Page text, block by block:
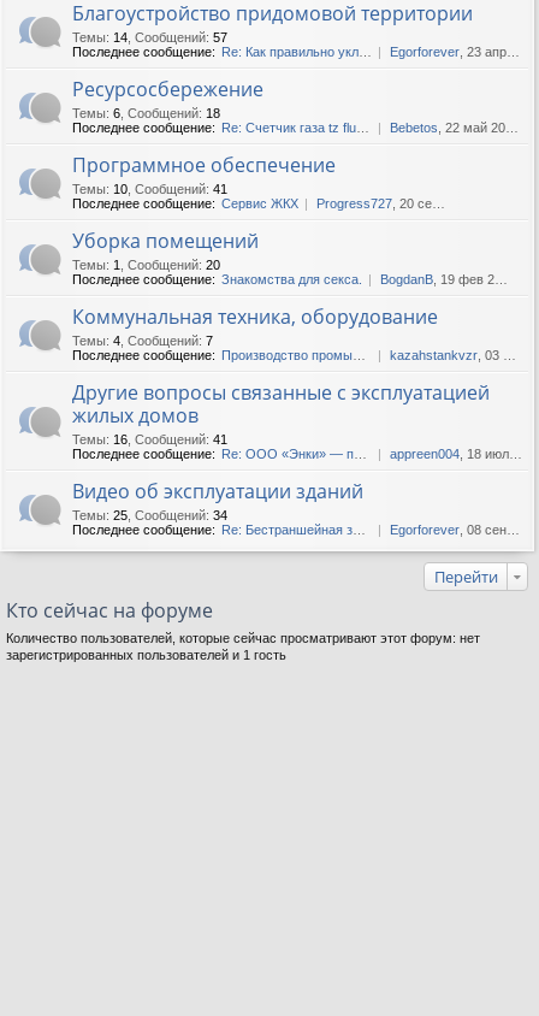
Благоустройство придомовой территории
Темы: 14 Сообщений: 57
Последнее сообщение: Re: Как правильно укладыват... Egorforever , 23 апр 2019, 14:41
Ресурсосбережение
Темы: 6 Сообщений: 18
Последнее сообщение: Re: Счетчик газа tz fluxi g250 Bebetos , 22 май 2020, 12:53
Программное обеспечение
Темы: 10 Сообщений: 41
Последнее сообщение: Сервис ЖКХ Progress727 , 20 сен 2018, 05:33
Уборка помещений
Темы: 1 Сообщений: 20
Последнее сообщение: Знакомства для секса. BogdanB , 19 фев 2025, 04:38
Коммунальная техника, оборудование
Темы: 4 Сообщений: 7
Последнее сообщение: Производство промышленных к... kazahstankvzr , 03 фев 2022, 13:52
Другие вопросы связанные с эксплуатацией
жилых домов
Темы: 16 Сообщений: 41
Последнее сообщение: Re: ООО «Энки» — продажа ст... appreen004 , 18 июл 2022, 09:11
Видео об эксплуатации зданий
Темы: 25 Сообщений: 34
Последнее сообщение: Re: Бестраншейная замена во... Egorforever , 08 сен 2018, 18:06
Перейти
Кто сейчас на форуме
Количество пользователей, которые сейчас просматривают этот форум: нет
зарегистрированных пользователей и 1 гость